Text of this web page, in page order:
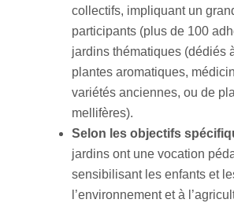
collectifs, impliquant un
participants (plus de 100
jardins thématiques (dédiés
plantes aromatiques,
variétés anciennes, ou de
mellifères).
Selon les objectifs
jardins ont une vocation
sensibilisant les enfants et
l’environnement et à